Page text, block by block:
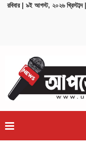
রবিবার | ৯ই আগস্ট, ২০২৬